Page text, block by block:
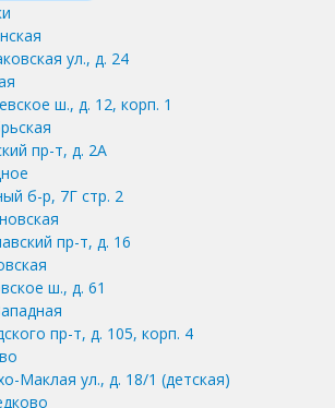
ул., д. 24
ш., д. 12, корп. 1
пр-т, д. 2А
б-р, 7Г стр. 2
пр-т, д. 16
ш., д. 61
пр-т, д. 105, корп. 4
Маклая ул., д. 18/1 (детская)